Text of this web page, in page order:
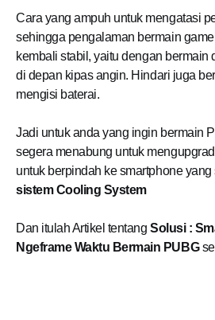
Cara yang ampuh untuk mengatasi
sehingga pengalaman bermain
kembali stabil, yaitu dengan bermain
di depan kipas angin. Hindari juga
mengisi baterai.
Jadi untuk anda yang ingin bermain
segera menabung untuk
untuk berpindah ke smartphone
sistem Cooling System
Dan itulah Artikel tentangSolusi :
Ngeframe Waktu Bermain PUBG